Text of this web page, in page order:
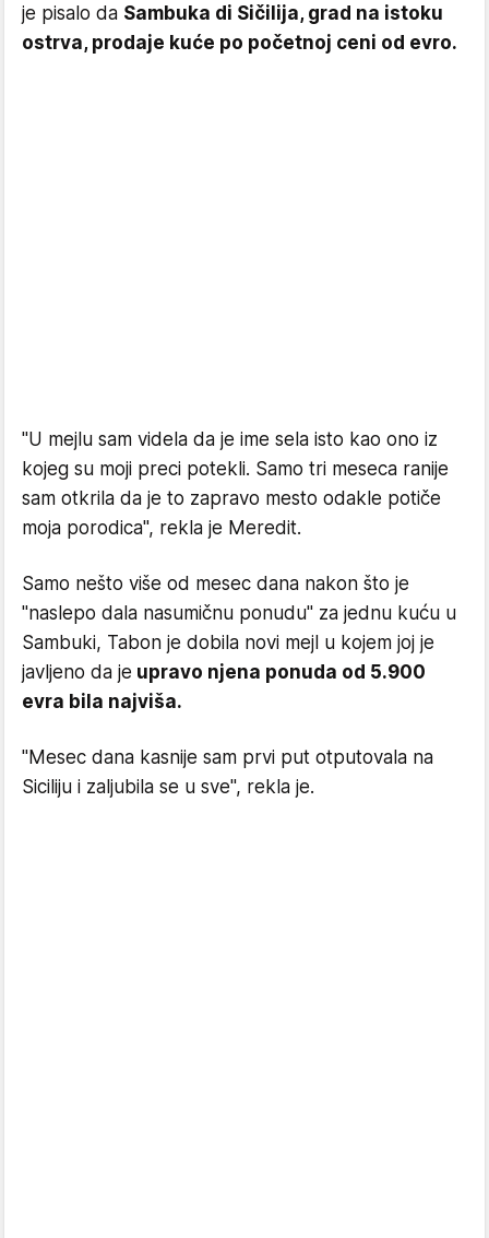
je pisalo da Sambuka di Sičilija, grad na istoku
ostrva, prodaje kuće po početnoj ceni od evro.
"U mejlu sam videla da je ime sela isto kao ono iz
kojeg su moji preci potekli. Samo tri meseca ranije
sam otkrila da je to zapravo mesto odakle potiče
moja porodica", rekla je Meredit.
Samo nešto više od mesec dana nakon što je
"naslepo dala nasumičnu ponudu" za jednu kuću u
Sambuki, Tabon je dobila novi mejl u kojem joj je
javljeno da je upravo njena ponuda od 5.900
evra bila najviša.
"Mesec dana kasnije sam prvi put otputovala na
Siciliju i zaljubila se u sve", rekla je.